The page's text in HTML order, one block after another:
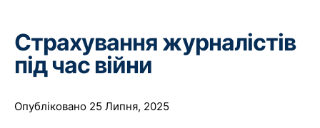
Страхування журналістів
під час війни
Опубліковано 25 Липня, 2025